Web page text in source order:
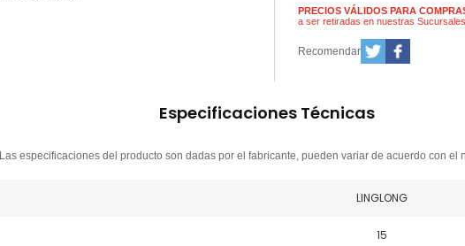
PRECIOS VÁLIDOS PARA
a ser retiradas en nuestras Sucursales
Recomendar
Especificaciones Técnicas
Las especificaciones del producto son dadas por el fabricante, pueden variar de acuerdo con el
LINGLONG
15